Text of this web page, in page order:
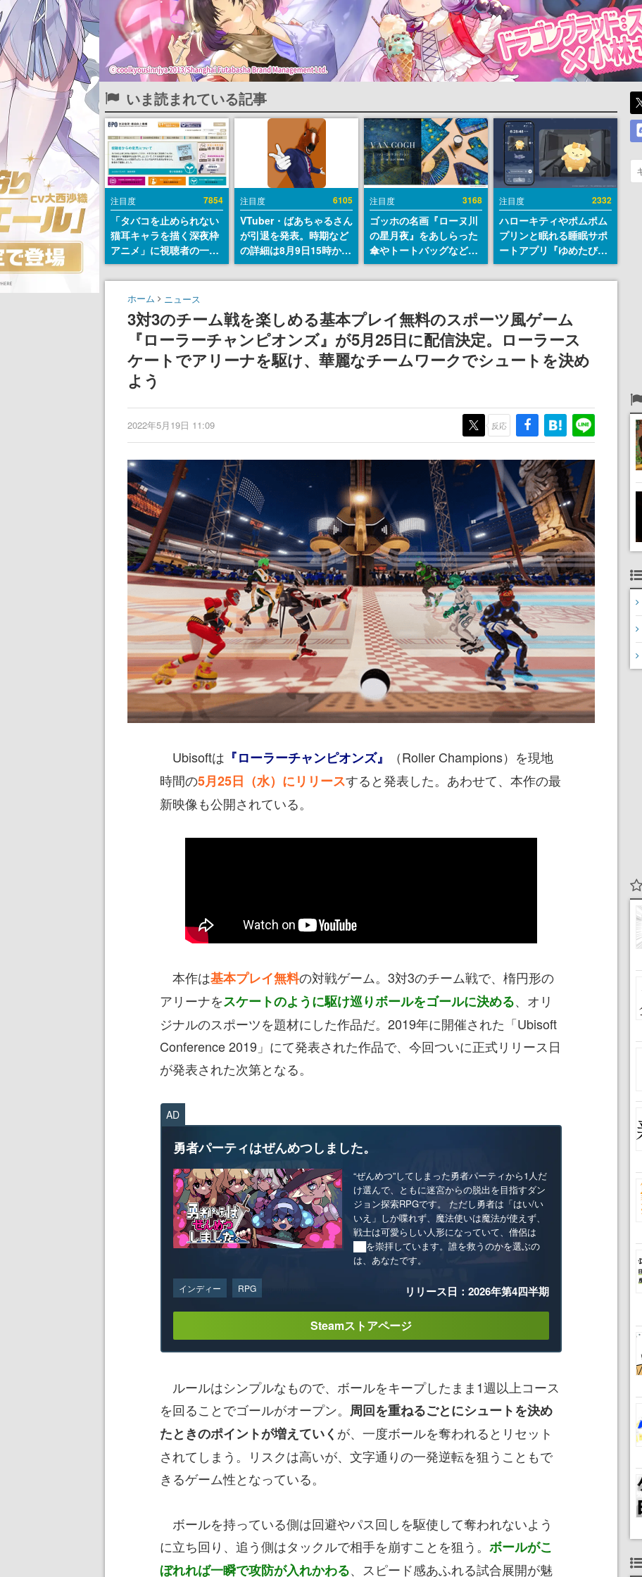
いま読まれている記事
注目度 7854
「タバコを止められない
猫耳キャラを描く深夜枠
アニメ」に視聴者の一部
から批判意見。違法薬物
の使用と思しき描写も含
めて、BPOが議論を交わ
注目度 6105
VTuber・ばあちゃるさん
が引退を発表。時期など
の詳細は8月9日15時から
の配信で説明
注目度 3168
ゴッホの名画『ローヌ川
の星月夜』をあしらった
傘やトートバッグなどが
登場。8月7日21時より2
日間限定で予約販売
注目度 2332
ハローキティやポムポム
プリンと眠れる睡眠サポ
ートアプリ『ゆめたび』
が配信中。キャラごとの
ASMRや目覚ましアラー
ホーム ニュース
3対3のチーム戦を楽しめる基本プレイ無料のスポーツ風ゲーム
『ローラーチャンピオンズ』が5月25日に配信決定。ローラース
ケートでアリーナを駆け、華麗なチームワークでシュートを決め
よう
2022年5月19日 11:09 反応
Ubisoftは 『ローラーチャンピオンズ』
（Roller Champions）を現地
時間の5月25日（水）にリリースすると発表した。あわせて、本作の最
新映像も公開されている。
本作は基本プレイ無料の対戦ゲーム。3対3のチーム戦で、楕円形の
アリーナをスケートのように駆け巡りボールをゴールに決める、オリ
ジナルのスポーツを題材にした作品だ。2019年に開催された「Ubisoft
Conference 2019」にて発表された作品で、今回ついに正式リリース日
が発表された次第となる。
AD
勇者パーティはぜんめつしました。
“ぜんめつ”してしまった勇者パーティから1人だ
け選んで、ともに迷宮からの脱出を目指すダン
ジョン探索RPGです。 ただし勇者は「はい/い
いえ」しか喋れず、魔法使いは魔法が使えず、
戦士は可愛らしい人形になっていて、僧侶は
██を崇拝しています。誰を救うのかを選ぶの
は、あなたです。
インディー RPG リリース日：2026年第4四半期
Steamストアページ
ルールはシンプルなもので、ボールをキープしたまま1週以上コース
を回ることでゴールがオープン。 周回を重ねるごとにシュートを決め
たときのポイントが増えていく が、一度ボールを奪われるとリセット
されてしまう。リスクは高いが、文字通りの一発逆転を狙うこともで
きるゲーム性となっている。
ボールを持っている側は回避やパス回しを駆使して奪われないよう
に立ち回り、追う側はタックルで相手を崩すことを狙う。 ボールがこ
ぼれれば一瞬で攻防が入れかわる、スピード感あふれる試合展開が魅